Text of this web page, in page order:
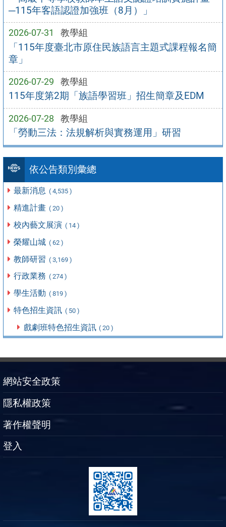
─115年客語認證加強班（8月）」
2026-07-31 教學組
「115年度臺北市原住民族語言主題式課程報名簡
章」
2026-07-29 教學組
115年度第2期「族語學習班」招生簡章及EDM
2026-07-28 教學組
「勞動三法：法規解析與實務運用」研習
依公告類別彙總
最新消息 ( 4,535 )
精進計畫 ( 20 )
校內藝文展演 ( 14 )
榮耀山城 ( 62 )
教師研習 ( 3,169 )
行政業務 ( 274 )
學生活動 ( 819 )
特色招生資訊 ( 50 )
戲劇班特色招生資訊 ( 20 )
網站安全政策
隱私權政策
著作權聲明
登入